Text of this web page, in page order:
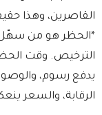
القاصرين، وهذا
*الحظر هو من سهّل
الترخيص. ⁠وقت
يدفع رسوم،
الرقابة، والسعر